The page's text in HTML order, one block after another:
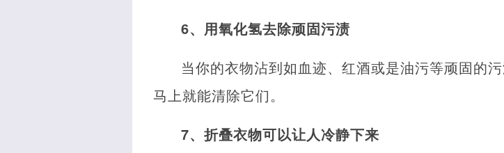
6、用氧化氢去除顽固污渍
当你的衣物沾到如血迹、红酒或是油污等顽固的
马上就能清除它们。
7、折叠衣物可以让人冷静下来